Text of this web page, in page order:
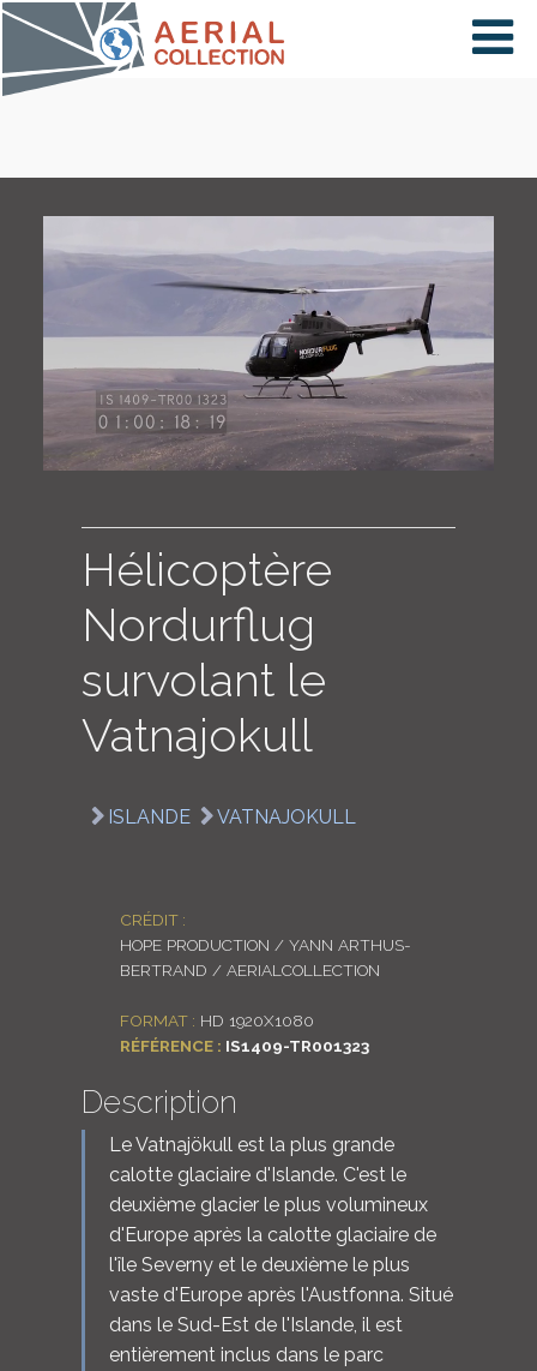
×
PAYS
CARTE
COLLECTIONS
Hélicoptère
Nordurflug
survolant le
Vatnajokull
ISLANDE VATNAJOKULL
CRÉDIT :
HOPE PRODUCTION / YANN ARTHUS-
BERTRAND / AERIALCOLLECTION
FORMAT : HD 1920X1080
RÉFÉRENCE : IS1409-TR001323
Description
Le Vatnajökull est la plus grande
calotte glaciaire d'Islande. C'est le
deuxième glacier le plus volumineux
d'Europe après la calotte glaciaire de
l'île Severny et le deuxième le plus
vaste d'Europe après l'Austfonna. Situé
dans le Sud-Est de l'Islande, il est
entièrement inclus dans le parc